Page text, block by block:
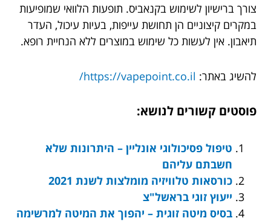
צורך ברישיון לשימוש בקנאביס. תופעות הלוואי שמופיעות
במקרים קיצוניים הן תחושת עייפות, בעיות עיכול, העדר
תיאבון. אין לעשות כל שימוש במוצרים ללא הנחיית רופא.
להשיג באתר: https://vapepoint.co.il/
פוסטים קשורים לנושא:
טיפול פסיכולוגי אונליין – היתרונות שלא
חשבתם עליהם
כורסאות טלוויזיה מומלצות לשנת 2021
ייעוץ זוגי בראשל"צ
בסיס מיטה זוגית – יהפוך את המיטה למרשימה